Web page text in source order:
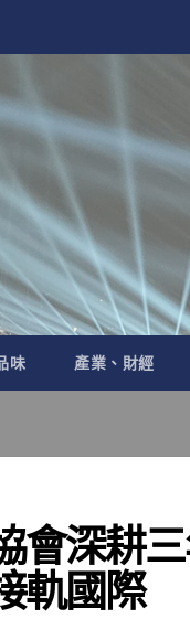
味 產業、財經
會深耕
軌國際